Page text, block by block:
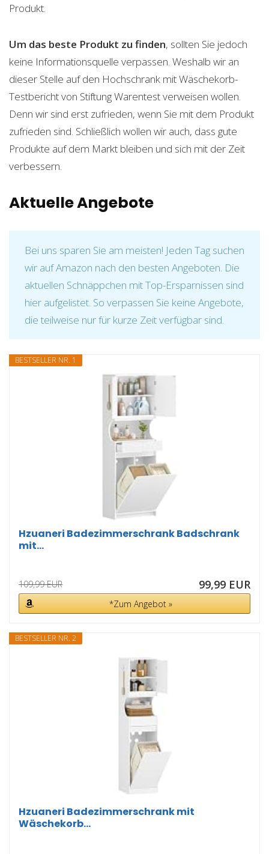
Produkt.
Um das beste Produkt zu finden, sollten Sie jedoch
keine Informationsquelle verpassen. Weshalb wir an
dieser Stelle auf den Hochschrank mit Wäschekorb-
Testbericht von Stiftung Warentest verweisen wollen.
Denn wir sind erst zufrieden, wenn Sie mit dem Produkt
zufrieden sind. Schließlich wollen wir auch, dass gute
Produkte auf dem Markt bleiben und sich mit der Zeit
verbessern.
Aktuelle Angebote
Bei uns sparen Sie am meisten! Jeden Tag suchen
wir auf Amazon nach den besten Angeboten. Die
aktuellen Schnäppchen mit Top-Ersparnissen sind
hier aufgelistet. So verpassen Sie keine Angebote,
die teilweise nur für kurze Zeit verfügbar sind.
BESTSELLER NR. 1
Hzuaneri Badezimmerschrank Badschrank
mit...
109,99 EUR 99,99 EUR
*Zum Angebot »
BESTSELLER NR. 2
Hzuaneri Badezimmerschrank mit
Wäschekorb...